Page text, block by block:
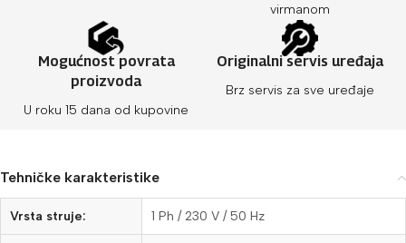
virmanom
Mogućnost povrata
proizvoda
U roku 15 dana od kupovine
Originalni servis uređaja
Brz servis za sve uređaje
Tehničke karakteristike
Vrsta struje: 1 Ph / 230 V / 50 Hz